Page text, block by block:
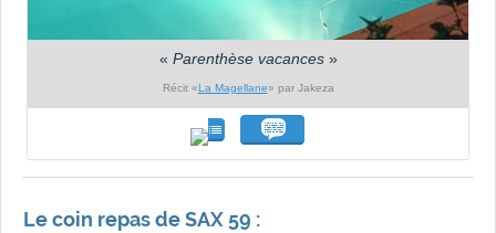
« Parenthèse vacances»
Récit «La Magellane» par Jakeza
Le coin repas de SAX 59 :